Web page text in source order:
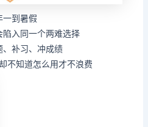
一到暑假
陷入同一个两难选择
、补习、冲成绩
不知道怎么用才不浪费